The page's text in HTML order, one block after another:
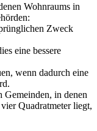
Wohnraums in
Zweck
eine bessere
wenn dadurch eine
Gemeinden, in denen
Quadratmeter liegt,